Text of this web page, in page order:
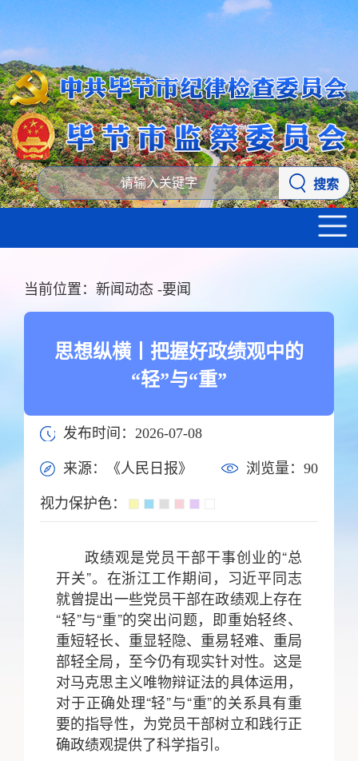
搜索
当前位置： 新闻动态 -要闻
思想纵横丨把握好政绩观中的
“轻”与“重”
发布时间：2026-07-08
来源：《人民日报》 浏览量： 90
视力保护色：
政绩观是党员干部干事创业的“总
开关”。在浙江工作期间，习近平同志
就曾提出一些党员干部在政绩观上存在
“轻”与“重”的突出问题，即重始轻终、
重短轻长、重显轻隐、重易轻难、重局
部轻全局，至今仍有现实针对性。这是
对马克思主义唯物辩证法的具体运用，
对于正确处理“轻”与“重”的关系具有重
要的指导性，为党员干部树立和践行正
确政绩观提供了科学指引。